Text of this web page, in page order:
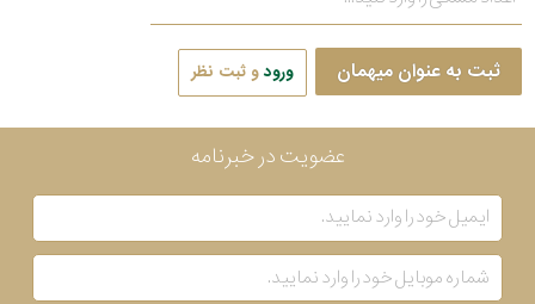
ثبت به عنوان میهمان ورودو ثبت نظر
عضویت در خبرنامه